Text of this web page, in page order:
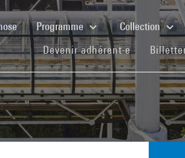
(current)Programme Collection
Devenir adhérent·e(current)